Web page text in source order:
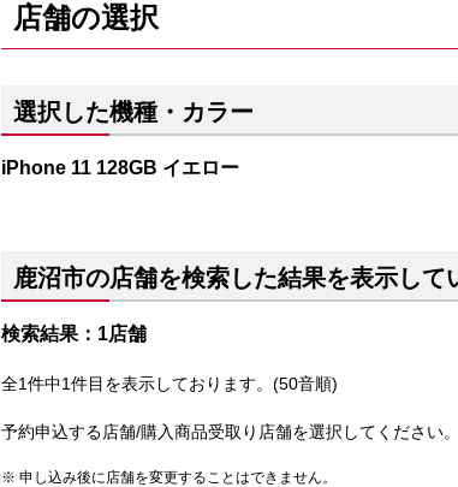
店舗の選択
選択した機種・カラー
iPhone 11 128GB イエロー
鹿沼市の店舗を検索した結果を表示して
検索結果：1店舗
全1件中1件目を表示しております。(50音順)
予約申込する店舗/購入商品受取り店舗を選択してください。
申し込み後に店舗を変更することはできません。